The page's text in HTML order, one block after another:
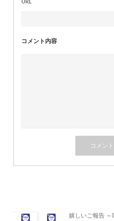
URL
コメント内容
嬉しいご報告 ～